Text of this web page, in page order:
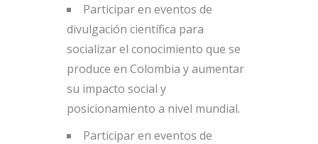
Participar en eventos de
divulgación científica para
socializar el conocimiento que se
produce en Colombia y aumentar
su impacto social y
posicionamiento a nivel mundial.
Participar en eventos de